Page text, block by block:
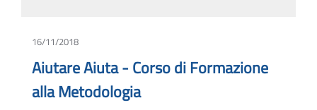
16/11/2018
Aiutare Aiuta - Corso di Formazione
alla Metodologia